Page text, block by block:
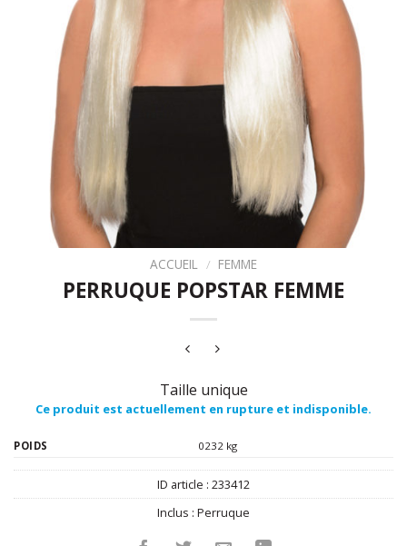
ACCUEIL / FEMME
PERRUQUE POPSTAR FEMME
Taille unique
Ce produit est actuellement en rupture et indisponible.
POIDS 0232 kg
ID article : 233412
Inclus : Perruque